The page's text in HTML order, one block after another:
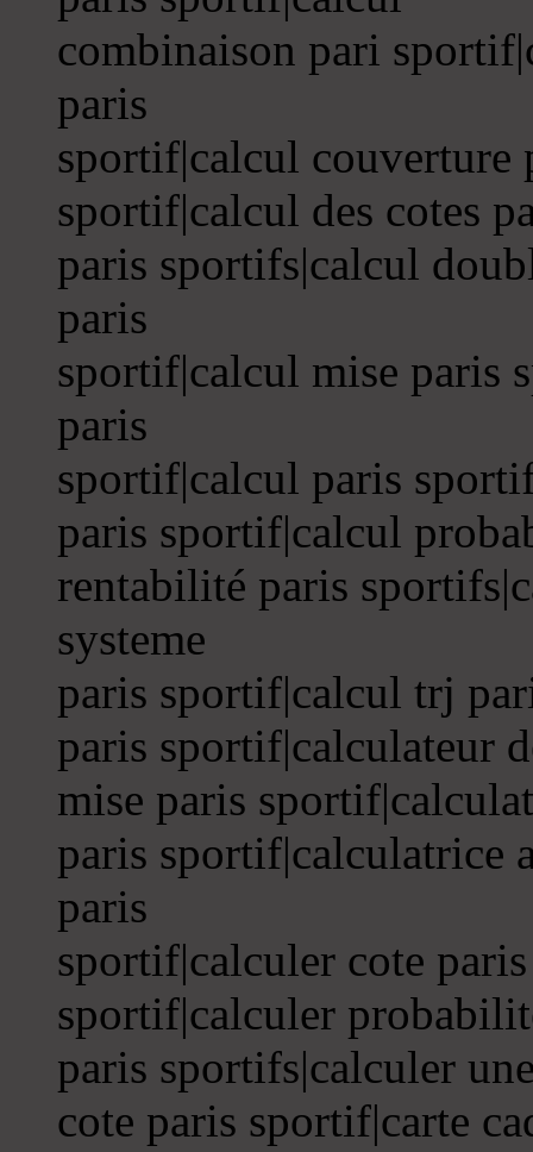
combinaison pari
paris
sportif|calcul couverture
sportif|calcul des cotes
paris sportifs|calcul
paris
sportif|calcul mise paris
paris
sportif|calcul paris
paris sportif|calcul
rentabilité paris
systeme
paris sportif|calcul trj
paris sportif|calculateur
mise paris
paris sportif|calculatrice
paris
sportif|calculer cote
sportif|calculer
paris sportifs|calculer
cote paris sportif|carte